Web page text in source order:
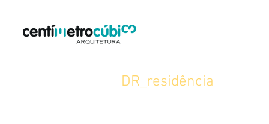
DR_residência